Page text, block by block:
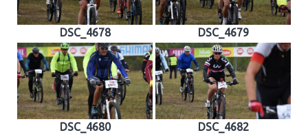
DSC_4678 DSC_4679
DSC_4680 DSC_4682